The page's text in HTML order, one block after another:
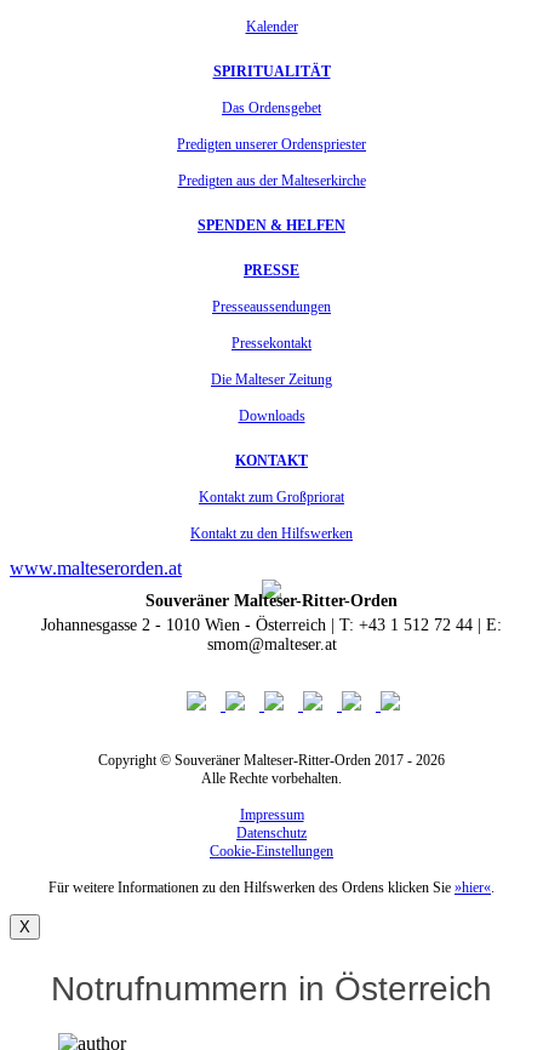
Kalender
SPIRITUALITÄT
Das Ordensgebet
Predigten unserer Ordenspriester
Predigten aus der Malteserkirche
SPENDEN & HELFEN
PRESSE
Presseaussendungen
Pressekontakt
Die Malteser Zeitung
Downloads
KONTAKT
Kontakt zum Großpriorat
Kontakt zu den Hilfswerken
www.malteserorden.at
Souveräner Malteser-Ritter-Orden
Johannesgasse 2 - 1010 Wien - Österreich | T: +43 1 512 72 44 | E:
smom@malteser.at
Copyright © Souveräner Malteser-Ritter-Orden 2017 - 2026
Alle Rechte vorbehalten.
Impressum
Datenschutz
Cookie-Einstellungen
Für weitere Informationen zu den Hilfswerken des Ordens klicken Sie »hier«.
X
Notrufnummern in Österreich